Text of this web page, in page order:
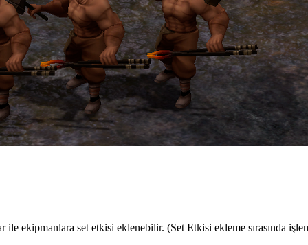
ekipmanlara set etkisi eklenebilir. (Set Etkisi ekleme sırasında